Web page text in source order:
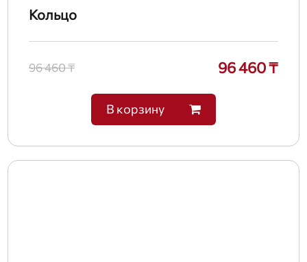
Кольцо
96 460 ₸ 96 460 ₸
В корзину